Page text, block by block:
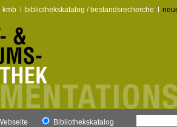
kmb bibliothekskatalog / bestandsrecherche
Bibliothekskatalog